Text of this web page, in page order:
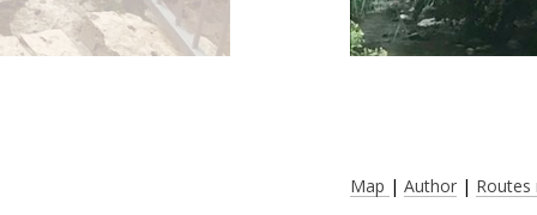
Map | Author | Routes